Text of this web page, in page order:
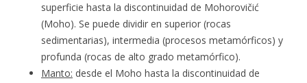
superficie hasta la discontinuidad de Mohorovičić
(Moho). Se puede dividir en superior (rocas
sedimentarias), intermedia (procesos metamórficos) y
profunda (rocas de alto grado metamórfico).
Manto: desde el Moho hasta la discontinuidad de